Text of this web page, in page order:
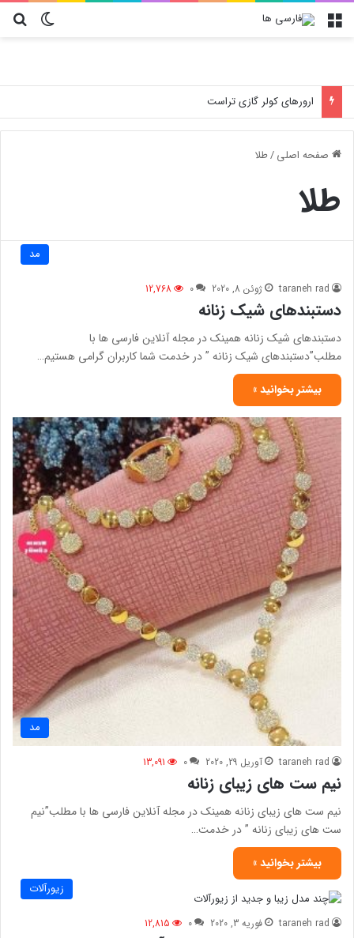
تغییر منو
ارورهای کولر گازی تراست
صفحه اصلی/طلا
طلا
مد
taraneh rad ژوئن 8, 2020 0
12,768
دستبندهای شیک زنانه
دستبندهای شیک زنانه همینک در مجله آنلاین فارسی ها با
مطلب”دستبندهای شیک زنانه ” در خدمت شما کاربران گرامی هستیم…
بیشتر بخوانید »
مد
taraneh rad آوریل 29, 2020 0
13,091
نیم ست های زیبای زنانه
نیم ست های زیبای زنانه همینک در مجله آنلاین فارسی ها با مطلب”نیم
ست های زیبای زنانه ” در خدمت…
بیشتر بخوانید »
زیورآلات
taraneh rad فوریه 3, 2020 0
12,815